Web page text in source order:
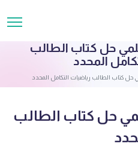
حل كتاب الطالب
المحدد
حل كتاب الطالب رياضيات التكامل المحدد
حل كتاب الطالب